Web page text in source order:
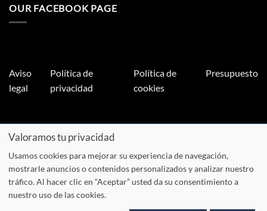
OUR FACEBOOK PAGE
Aviso
legal
Política de
privacidad
Política de
cookies
Presupuesto
Claros Legal Abogados©
Valoramos tu privacidad
Usamos cookies para mejorar su experiencia de navegación,
mostrarle anuncios o contenidos personalizados y analizar nuestro
tráfico. Al hacer clic en “Aceptar” usted da su consentimiento a
nuestro uso de las cookies.